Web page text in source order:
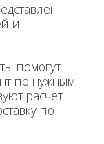
и
помогут
по нужным
расчет
по